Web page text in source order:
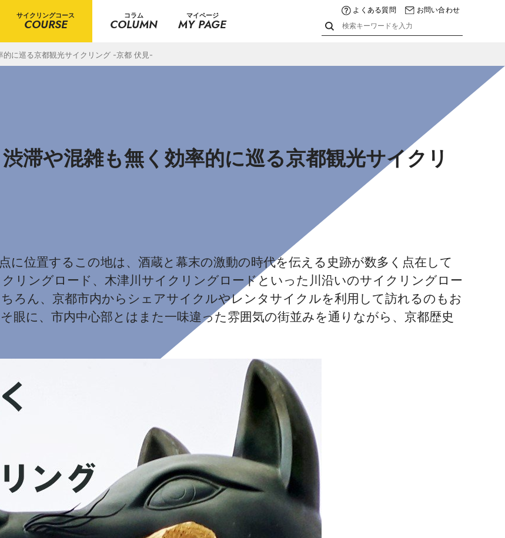
サイクリングコース
COURSE
コラム
COLUMN
マイページ
MY PAGE
よくある質問 お問い合わせ
的に巡る京都観光サイクリング -京都 伏見-
滞や混雑も無く効率的に巡る京都観光サイクリ
に位置するこの地は、酒蔵と幕末の激動の時代を伝える史跡が数多く点在して
リングロード、木津川サイクリングロードといった川沿いのサイクリングロー
ろん、京都市内からシェアサイクルやレンタサイクルを利用して訪れるのもお
眼に、市内中心部とはまた一味違った雰囲気の街並みを通りながら、京都歴史